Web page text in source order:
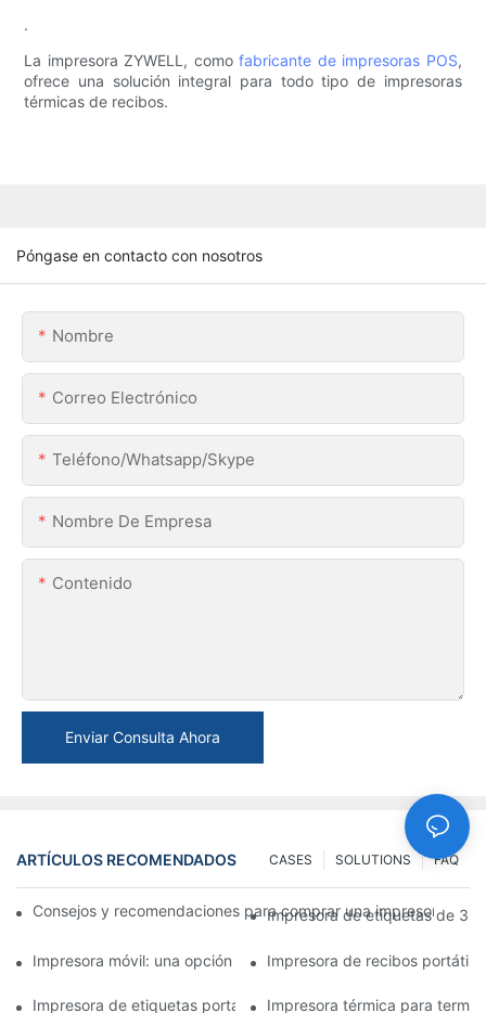
.
La impresora ZYWELL, comofabricante de impresoras POS,
ofrece una solución integral para todo tipo de impresoras
térmicas de recibos.
Póngase en contacto con nosotros
Nombre
Correo Electrónico
Teléfono/whatsapp/skype
Nombre De Empresa
Contenido
Enviar Consulta Ahora
ARTÍCULOS RECOMENDADOS FAQ
SOLUTIONS
CASES
Consejos y recomendaciones para comprar una impresora de
Impresora de etiquetas de 3
Impresora móvil: una opción conveniente para imprimir en
Impresora de recibos portátil:
Impresora de etiquetas portátil: cree etiquetas personalizadas
Impresora térmica para